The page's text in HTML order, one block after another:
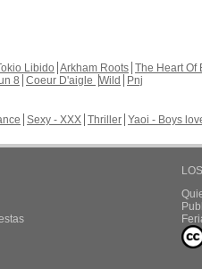
Libido Arkham Roots The Heart Of
8 Coeur D'aigle Wild
Pnj
Sexy - XXX Thriller Yaoi - Boys